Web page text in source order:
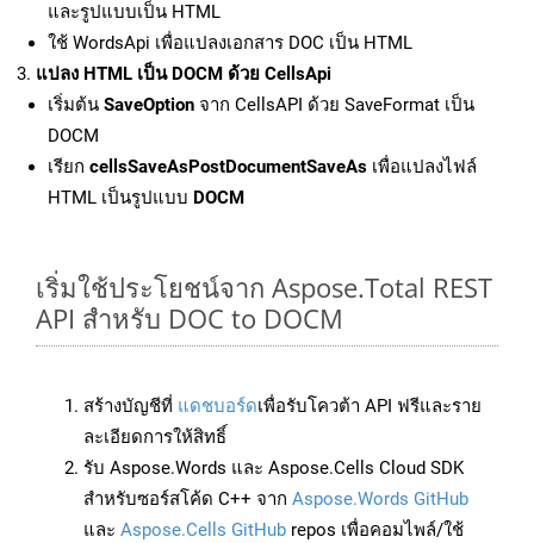
และรูปแบบเป็น HTML
ใช้ WordsApi เพื่อแปลงเอกสาร DOC เป็น HTML
แปลง HTML เป็น DOCM ด้วย CellsApi
เริ่มต้น SaveOption จาก CellsAPI ด้วย SaveFormat เป็น
DOCM
เรียก cellsSaveAsPostDocumentSaveAs เพื่อแปลงไฟล์
HTML เป็นรูปแบบ DOCM
เริ่มใช้ประโยชน์จาก Aspose.Total REST
API สำหรับ DOC to DOCM
สร้างบัญชีที่ แดชบอร์ดเพื่อรับโควต้า API ฟรีและราย
ละเอียดการให้สิทธิ์
รับ Aspose.Words และ Aspose.Cells Cloud SDK
สำหรับซอร์สโค้ด C++ จาก Aspose.Words GitHub
และ Aspose.Cells GitHub repos เพื่อคอมไพล์/ใช้